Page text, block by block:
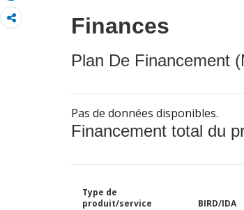
Finances
Plan De Financement
Pas de données disponibles.
Financement total du
Type de
produit/service
BIRD/IDA